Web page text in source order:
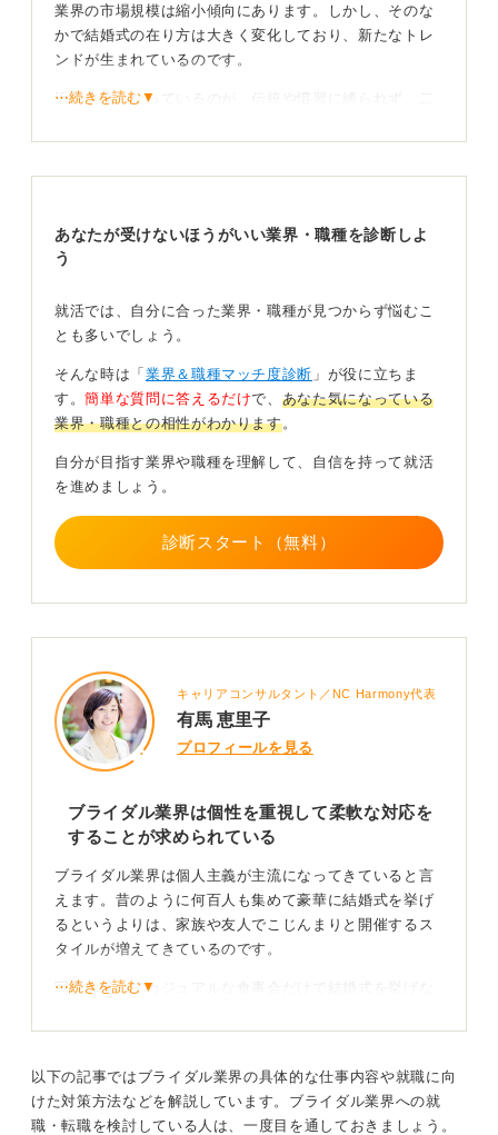
業界の市場規模は縮小傾向にあります。しかし、そのな
かで結婚式の在り方は大きく変化しており、新たなトレ
ンドが生まれているのです。
近年主流となっているのが、伝統や慣習に縛られず、二
新郎新婦が主役として注目を浴びることを避け、ゲスト
これは、結婚式を「見せる」イベントから、大切な人た
言えるでしょう。
み出していこう
そして、AI技術の活用も進んでおり、結婚式準備のスト
レスを軽減するためのプランニング補助などに利用され
ています。
しかし、AIは過去のデータを元にした提案は得意です
が、独創的なアイデアを生み出したり、カップルの細や
かな感情を汲み取ったりすることはできません。
れませんが、人が人を想う気持ちに応えるという仕事の
これからのウェディングプランナーには、変化を恐れず
に新しいトレンドを取り入れつつ、AIには真似のできな
い、一人ひとりに深く寄り添う人間ならではの価値を提
供していく力が求められます。
0
⋯続きを読む▼
あなたが受けないほうがいい業界・職種を診断しよ
う
就活では、自分に合った業界・職種が見つからず悩むこ
とも多いでしょう。
そんな時は「 業界＆職種マッチ度診断 」が役に立ちま
す。簡単な質問に答えるだけで、 あなた気になっている
業界・職種との相性がわかります。
自分が目指す業界や職種を理解して、自信を持って就活
を進めましょう。
診断スタート（無料）
キャリアコンサルタント／NC Harmony代表
有馬 恵里子
プロフィールを見る
ブライダル業界は個性を重視して柔軟な対応を
することが求められている
ブライダル業界は個人主義が主流になってきていると言
えます。昔のように何百人も集めて豪華に結婚式を挙げ
るというよりは、家族や友人でこじんまりと開催するス
タイルが増えてきているのです。
写真を撮ってカジュアルな食事会だけで結婚式を挙げな
ると言えるでしょう。
そのため、顧客一人ひとりのニーズにいかに柔軟にこた
えられるかが大事になってきます。
⋯続きを読む▼
以下の記事ではブライダル業界の具体的な仕事内容や就職に向
けた対策方法などを解説しています。ブライダル業界への就
職・転職を検討している人は、一度目を通しておきましょう。